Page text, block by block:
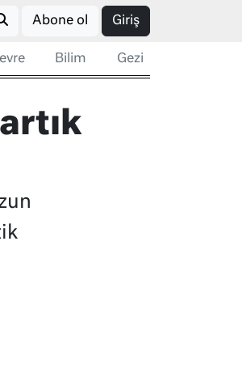
Abone ol Giriş
Bilim Gezi